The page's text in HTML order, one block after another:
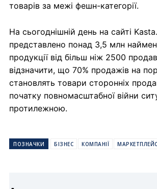
товарів за межі фешн-категорії.
На сьогоднішній день на сайті
представлено понад 3,5 млн
продукції від більш ніж 2500
відзначити, що 70% продажів на
становлять товари сторонніх
початку повномасштабної війни
протилежною.
ПОЗНАЧКИ БІЗНЕС КОМПАНІЇ МАРКЕТПЛЕЙС